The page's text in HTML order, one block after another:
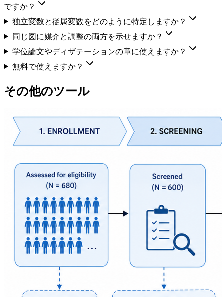
ですか？
独立変数と従属変数をどのように特定しますか？
同じ図に媒介と調整の両方を示せますか？
学位論文やディザテーションの章に使えますか？
無料で使えますか？
その他のツール